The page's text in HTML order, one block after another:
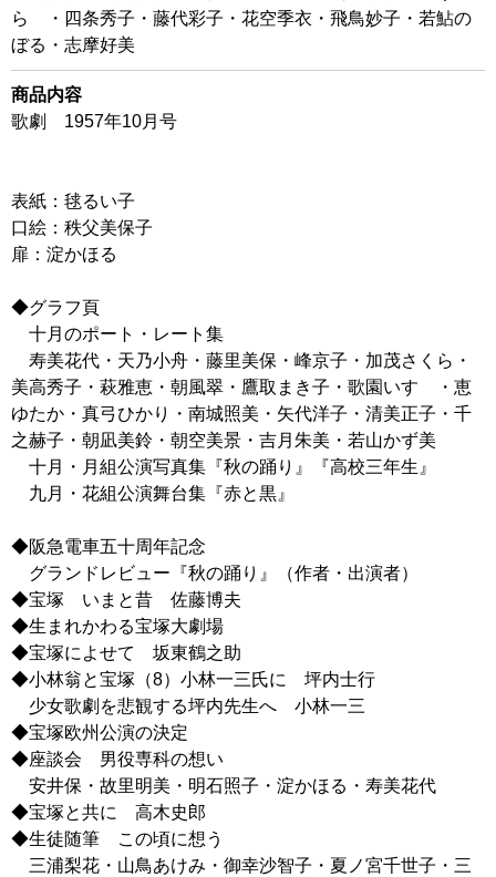
らゝ・四条秀子・藤代彩子・花空季衣・飛鳥妙子・若鮎の
ぼる・志摩好美
商品内容
歌劇 1957年10月号
表紙：毬るい子
口絵：秩父美保子
扉：淀かほる
◆グラフ頁
十月のポート・レート集
寿美花代・天乃小舟・藤里美保・峰京子・加茂さくら・
美高秀子・萩雅恵・朝風翠・鷹取まき子・歌園いすゞ・恵
ゆたか・真弓ひかり・南城照美・矢代洋子・清美正子・千
之赫子・朝凪美鈴・朝空美景・吉月朱美・若山かず美
十月・月組公演写真集『秋の踊り』『高校三年生』
九月・花組公演舞台集『赤と黒』
◆阪急電車五十周年記念
グランドレビュー『秋の踊り』（作者・出演者）
◆宝塚 いまと昔 佐藤博夫
◆生まれかわる宝塚大劇場
◆宝塚によせて 坂東鶴之助
◆小林翁と宝塚（8）小林一三氏に 坪内士行
少女歌劇を悲観する坪内先生へ 小林一三
◆宝塚欧州公演の決定
◆座談会 男役専科の想い
安井保・故里明美・明石照子・淀かほる・寿美花代
◆宝塚と共に 高木史郎
◆生徒随筆 この頃に想う
三浦梨花・山鳥あけみ・御幸沙智子・夏ノ宮千世子・三